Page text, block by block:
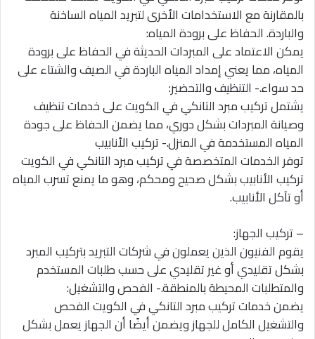
بالمقارنة مع الاستخدامات الأخرى لتبريد المياه الساخنة
والباردة. الحفاظ على برودة المياه:
يمكن الاعتماد على المبردات الحديثة في الحفاظ على برودة
المياه، مما يعني إمداد المياه الباردة في الصيف والشتاء على
حد سواء.- التنظيف والتحضير:
يشتمل تركيب مبرد التانكي في الكويت على خدمات تنظيف
وصيانة المبردات بشكل دوري، مما يضمن الحفاظ على جودة
المياه المستخدمة في المنزل.- تركيب الأنابيب
توفر الخدمات المتخصصة في تركيب مبرد التانكي في الكويت
تركيب الأنابيب بشكل صحيح ومحكم، وهو ما يمنع تسرب المياه
أو تآكل الأنابيب.
– تركيب الجهاز:
يقوم الفنيون الذين يعملون في شركات التبريد بتركيب المبرد
بشكل تقليدي أو غير تقليدي على حسب طلبات المستخدم
والمتطلبات المحيطة بالمنطقة.- الفحص والتشغيل:
يضمن خدمات تركيب مبرد التانكي في الكويت الفحص
والتشغيل الكامل للجهاز ويضمن أيضًا أن الجهاز يعمل بشكل